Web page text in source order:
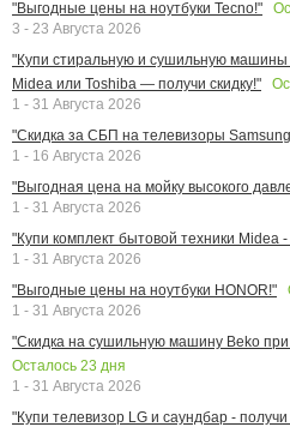
"Выгодные цены на ноутбуки Tecno!"
3 - 23 Августа 2026
"Купи стиральную и сушильную
Midea или Toshiba — получи скидку!"
1 - 31 Августа 2026
"Скидка за СБП на телевизоры
1 - 16 Августа 2026
"Выгодная цена на мойку высокого
1 - 31 Августа 2026
"Купи комплект бытовой техники Midea -
1 - 31 Августа 2026
"Выгодные цены на ноутбуки HONOR!"
1 - 31 Августа 2026
"Скидка на сушильную машину Beko
Осталось 23 дня
1 - 31 Августа 2026
"Купи телевизор LG и саундбар - получи